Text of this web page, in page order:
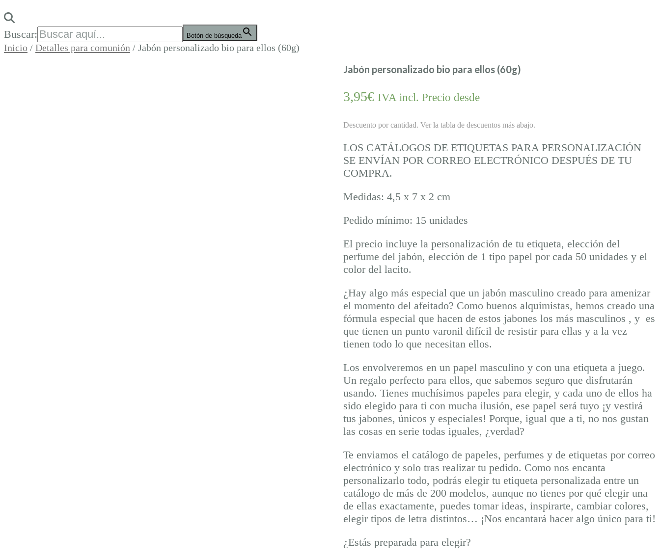
Buscar: Botón de búsqueda
Inicio / Detalles para comunión / Jabón personalizado bio para ellos (60g)
Jabón personalizado bio para ellos (60g)
3,95€ IVA incl. Precio desde
Descuento por cantidad. Ver la tabla de descuentos más abajo.
LOS CATÁLOGOS DE ETIQUETAS PARA PERSONALIZACIÓN
SE ENVÍAN POR CORREO ELECTRÓNICO DESPUÉS DE TU
COMPRA.
Medidas: 4,5 x 7 x 2 cm
Pedido mínimo: 15 unidades
El precio incluye la personalización de tu etiqueta, elección del
perfume del jabón, elección de 1 tipo papel por cada 50 unidades y el
color del lacito.
¿Hay algo más especial que un jabón masculino creado para amenizar
el momento del afeitado? Como buenos alquimistas, hemos creado una
fórmula especial que hacen de estos jabones los más masculinos , y es
que tienen un punto varonil difícil de resistir para ellas y a la vez
tienen todo lo que necesitan ellos.
Los envolveremos en un papel masculino y con una etiqueta a juego.
Un regalo perfecto para ellos, que sabemos seguro que disfrutarán
usando. Tienes muchísimos papeles para elegir, y cada uno de ellos ha
sido elegido para ti con mucha ilusión, ese papel será tuyo ¡y vestirá
tus jabones, únicos y especiales! Porque, igual que a ti, no nos gustan
las cosas en serie todas iguales, ¿verdad?
Te enviamos el catálogo de papeles, perfumes y de etiquetas por correo
electrónico y solo tras realizar tu pedido. Como nos encanta
personalizarlo todo, podrás elegir tu etiqueta personalizada entre un
catálogo de más de 200 modelos, aunque no tienes por qué elegir una
de ellas exactamente, puedes tomar ideas, inspirarte, cambiar colores,
elegir tipos de letra distintos… ¡Nos encantará hacer algo único para ti!
¿Estás preparada para elegir?